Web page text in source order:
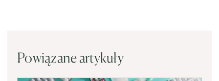
Powiązane artykuły